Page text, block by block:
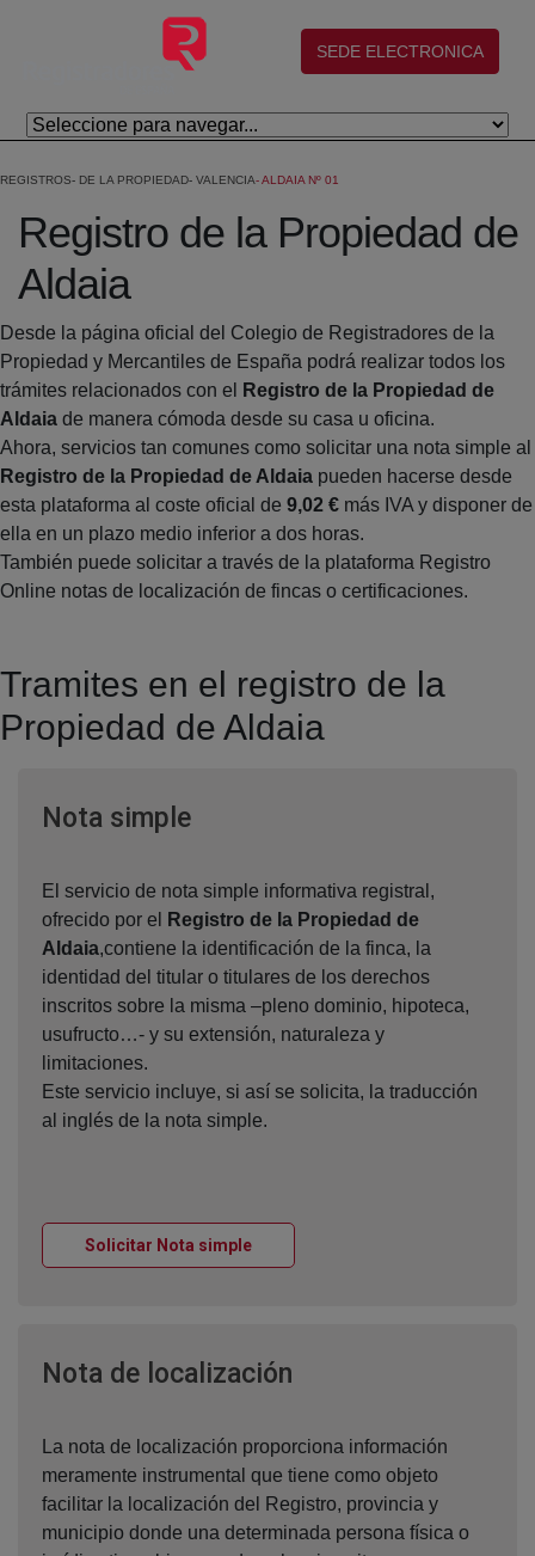
Skip to Main Content
(abre en nueva ventana)
SEDE ELECTRONICA
REGISTROS DE LA PROPIEDAD VALENCIA ALDAIA Nº 01
Registro de la Propiedad de
Aldaia
Desde la página oficial del Colegio de Registradores de la
Propiedad y Mercantiles de España podrá realizar todos los
trámites relacionados con el
Registro de la Propiedad de
Aldaia de manera cómoda desde su casa u oficina.
Ahora, servicios tan comunes como solicitar una nota simple al
Registro de la Propiedad de Aldaia pueden hacerse desde
esta plataforma al coste oficial de 9,02 € más IVA y disponer de
ella en un plazo medio inferior a dos horas.
También puede solicitar a través de la plataforma Registro
Online notas de localización de fincas o certificaciones.
Tramites en el registro de la
Propiedad de Aldaia
Nota simpleVentana nueva
El servicio de nota simple informativa registral,
ofrecido por el
Registro de la Propiedad de
Aldaia,contiene la identificación de la finca, la
identidad del titular o titulares de los derechos
inscritos sobre la misma –pleno dominio, hipoteca,
usufructo…- y su extensión, naturaleza y
limitaciones.
Este servicio incluye, si así se solicita, la traducción
al inglés de la nota simple.
Solicitar Nota simpleVentana nueva
Nota de localización
La nota de localización proporciona información
meramente instrumental que tiene como objeto
facilitar la localización del Registro, provincia y
municipio donde una determinada persona física o